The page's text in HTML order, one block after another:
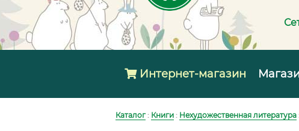
Интернет-магазин
Каталог: Книги : Нехудожественная литература